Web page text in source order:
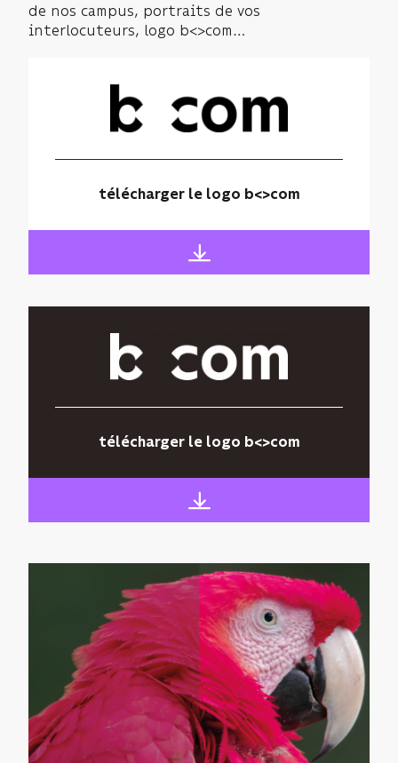
de nos campus, portraits de vos
interlocuteurs, logo b<>com…
télécharger le logo b<>com
télécharger le logo b<>com